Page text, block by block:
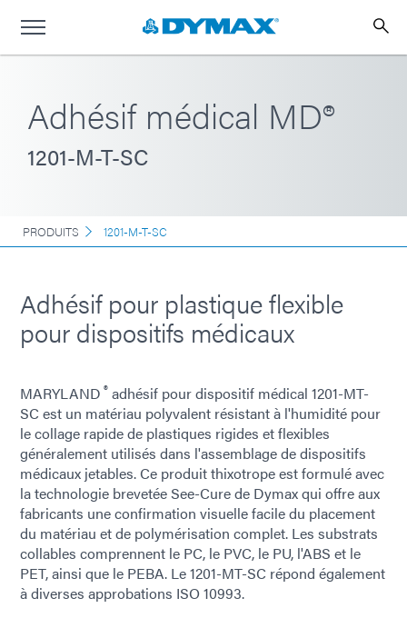
Adhésif médical MD®
1201-M-T-SC
PRODUITS 1201-M-T-SC
Adhésif pour plastique flexible
pour dispositifs médicaux
MARYLAND ® adhésif pour dispositif médical 1201-MT-
SC est un matériau polyvalent résistant à l'humidité pour
le collage rapide de plastiques rigides et flexibles
généralement utilisés dans l'assemblage de dispositifs
médicaux jetables. Ce produit thixotrope est formulé avec
la technologie brevetée See-Cure de Dymax qui offre aux
fabricants une confirmation visuelle facile du placement
du matériau et de polymérisation complet. Les substrats
collables comprennent le PC, le PVC, le PU, l'ABS et le
PET, ainsi que le PEBA. Le 1201-MT-SC répond également
à diverses approbations ISO 10993.